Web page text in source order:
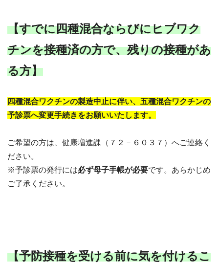
【すでに四種混合ならびにヒブワク
チンを接種済の方で、残りの接種があ
る方】
四種混合ワクチンの製造中止に伴い、五種混合ワクチンの
予診票へ変更手続きをお願いいたします。
ご希望の方は、健康増進課（７２－６０３７）へご連絡く
ださい。
※予診票の発行には必ず母子手帳が必要です。あらかじめ
ご了承ください。
【予防接種を受ける前に気を付けるこ